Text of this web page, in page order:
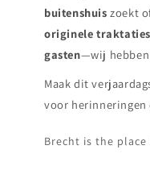
buitenshuis zoekt
originele
gasten—wij
Maak dit
voor herinneringen
Brecht is the